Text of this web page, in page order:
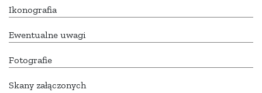
Ikonografia
Ewentualne uwagi
Fotografie
Skany załączonych